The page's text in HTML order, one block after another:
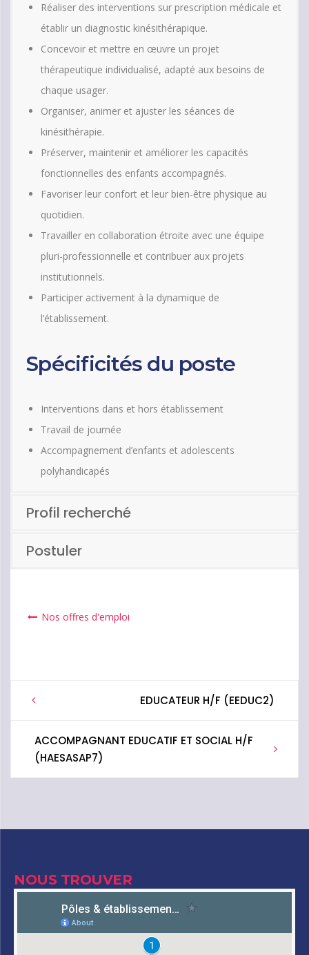
Réaliser des interventions sur prescription médicale et
établir un diagnostic kinésithérapique.
Concevoir et mettre en œuvre un projet
thérapeutique individualisé, adapté aux besoins de
chaque usager.
Organiser, animer et ajuster les séances de
kinésithérapie.
Préserver, maintenir et améliorer les capacités
fonctionnelles des enfants accompagnés.
Favoriser leur confort et leur bien-être physique au
quotidien.
Travailler en collaboration étroite avec une équipe
pluri-professionnelle et contribuer aux projets
institutionnels.
Participer activement à la dynamique de
l’établissement.
Spécificités du poste
Interventions dans et hors établissement
Travail de journée
Accompagnement d’enfants et adolescents
polyhandicapés
Profil recherché
Postuler
Nos offres d'emploi
Post
EDUCATEUR H/F (EEDUC2)
ACCOMPAGNANT EDUCATIF ET SOCIAL H/F
(HAESASAP7)
NOUS TROUVER